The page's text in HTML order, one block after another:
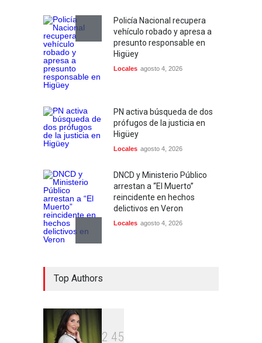
Policía Nacional recupera
vehículo robado y apresa a
presunto responsable en
Higüey
Locales agosto 4, 2026
PN activa búsqueda de dos
prófugos de la justicia en
Higüey
Locales agosto 4, 2026
DNCD y Ministerio Público
arrestan a “El Muerto”
reincidente en hechos
delictivos en Veron
Locales agosto 4, 2026
Top Authors
2 45